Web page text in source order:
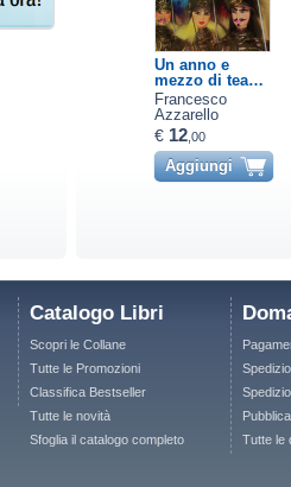
Un anno e
mezzo di tea…
Francesco
Azzarello
€ 12 ,00
Aggiungi
Catalogo Libri
Scopri le Collane
Tutte le Promozioni
Classifica Bestseller
Tutte le novità
Sfoglia il catalogo completo
Tutte le